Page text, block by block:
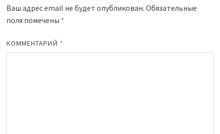
Ваш адрес email не будет опубликован. Обязательные
поля помечены *
КОММЕНТАРИЙ *